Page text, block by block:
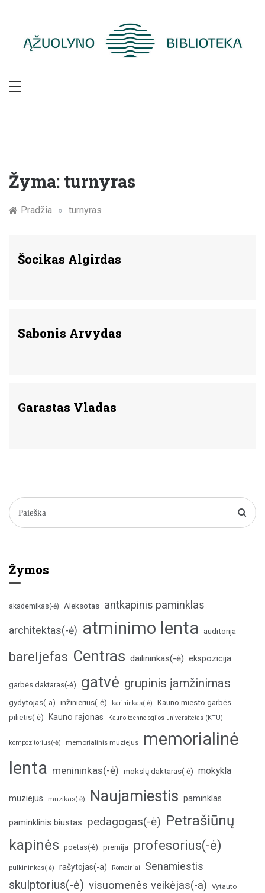
Žymūs Kauno
Žyma: turnyras
Pradžia » turnyras
Šocikas Algirdas
Sabonis Arvydas
Garastas Vladas
Žymos
akademikas(-ė) Aleksotas antkapinis paminklas
architektas(-ė) atminimo lenta auditorija
bareljefas Centras dailininkas(-ė) ekspozicija
garbės daktaras(-ė) gatvė grupinis įamžinimas
gydytojas(-a) inžinierius(-ė) karininkas(-ė)
Kauno miesto garbės
pilietis(-ė)
Kauno rajonas Kauno technologijos universitetas (KTU)
kompozitorius(-ė) memorialinis muziejus
memorialinė
lenta menininkas(-ė) mokslų daktaras(-ė) mokykla
muziejus muzikas(-ė) Naujamiestis paminklas
paminklinis biustas pedagogas(-ė) Petrašiūnų
kapinės poetas(-ė) premija profesorius(-ė)
pulkininkas(-ė) rašytojas(-a) Romainiai Senamiestis
skulptorius(-ė) visuomenės veikėjas(-a) Vytauto